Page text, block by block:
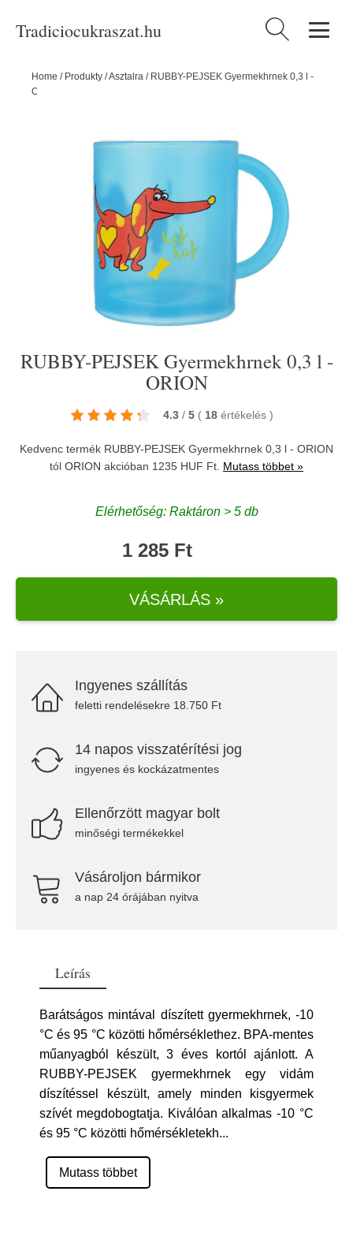
Tradiciocukraszat.hu Keresés:
Home / Produkty /Asztalra / RUBBY-PEJSEK Gyermekhrnek 0,3 l -
ORION
RUBBY-PEJSEK Gyermekhrnek 0,3 l -
ORION
4.3 / 5 ( 18 értékelés )
Kedvenc termék RUBBY-PEJSEK Gyermekhrnek 0,3 l - ORION
tól ORION akcióban 1235 HUF Ft. Mutass többet »
Elérhetőség: Raktáron > 5 db
1 285 Ft
VÁSÁRLÁS »
Ingyenes szállítás
feletti rendelésekre 18.750 Ft
14 napos visszatérítési jog
ingyenes és kockázatmentes
Ellenőrzött magyar bolt
minőségi termékekkel
Vásároljon bármikor
a nap 24 órájában nyitva
Leírás
Barátságos mintával díszített gyermekhrnek, -10
°C és 95 °C közötti hőmérséklethez. BPA-mentes
műanyagból készült, 3 éves kortól ajánlott. A
RUBBY-PEJSEK gyermekhrnek egy vidám
díszítéssel készült, amely minden kisgyermek
szívét megdobogtatja. Kiválóan alkalmas -10 °C
és 95 °C közötti hőmérsékletekh...
Mutass többet